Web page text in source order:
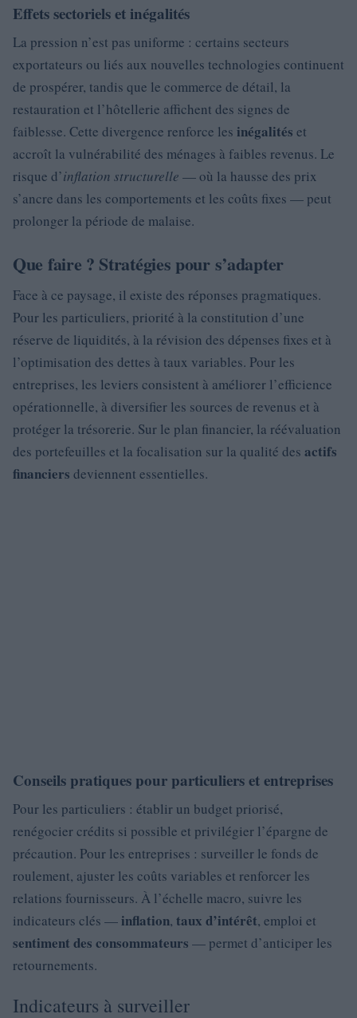
Effets sectoriels et inégalités
La pression n’est pas uniforme : certains secteurs
exportateurs ou liés aux nouvelles technologies continuent
de prospérer, tandis que le commerce de détail, la
restauration et l’hôtellerie affichent des signes de
faiblesse. Cette divergence renforce les inégalités et
accroît la vulnérabilité des ménages à faibles revenus. Le
risque d’inflation structurelle — où la hausse des prix
s’ancre dans les comportements et les coûts fixes — peut
prolonger la période de malaise.
Que faire ? Stratégies pour s’adapter
Face à ce paysage, il existe des réponses pragmatiques.
Pour les particuliers, priorité à la constitution d’une
réserve de liquidités, à la révision des dépenses fixes et à
l’optimisation des dettes à taux variables. Pour les
entreprises, les leviers consistent à améliorer l’efficience
opérationnelle, à diversifier les sources de revenus et à
protéger la trésorerie. Sur le plan financier, la réévaluation
des portefeuilles et la focalisation sur la qualité des actifs
financiers deviennent essentielles.
Conseils pratiques pour particuliers et entreprises
Pour les particuliers : établir un budget priorisé,
renégocier crédits si possible et privilégier l’épargne de
précaution. Pour les entreprises : surveiller le fonds de
roulement, ajuster les coûts variables et renforcer les
relations fournisseurs. À l’échelle macro, suivre les
indicateurs clés —inflation, taux d’intérêt, emploi et
sentiment des consommateurs — permet d’anticiper les
retournements.
Indicateurs à surveiller